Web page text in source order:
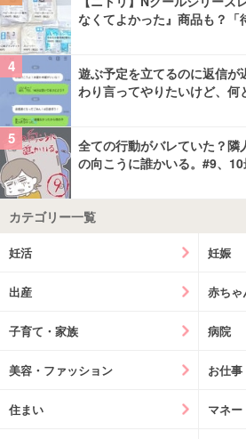
なくてよかった』商品も？
4
遊ぶ予定を立てるのに返信
わり言ってやりたいけど、何
5
全ての行動がバレていた？
の向こうに誰かいる。#9、
カテゴリー一覧
妊活 妊娠
出産 赤ちゃ
子育て・家族 病院
美容・ファッション お仕事
住まい マネー